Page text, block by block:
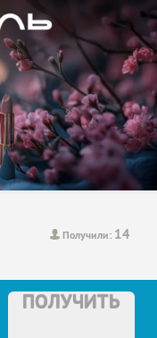
Получили: 14
ПОЛУЧИТЬ